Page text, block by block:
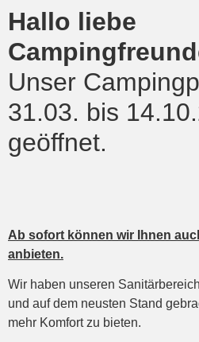
Hallo liebe
Unser
31.03. bis
geöffnet.
Ab sofort können wir Ihnen
anbieten.
Wir haben unseren
und auf dem neusten Stand
mehr Komfort zu bieten.